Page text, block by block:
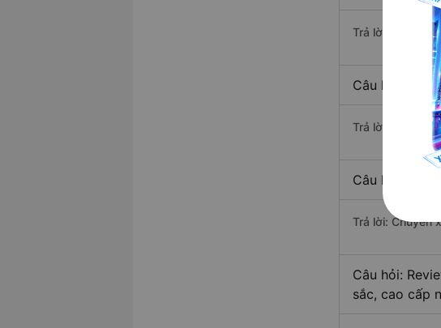
Trả lời: Trung
Câu hỏi: Nhà
Trả lời: Chuyến
Câu hỏi: Nhà
Trả lời: Chuyến
Câu hỏi:
sắc, cao cấp